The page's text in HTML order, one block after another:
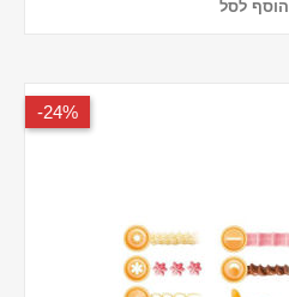
הוסף לסל
24%-